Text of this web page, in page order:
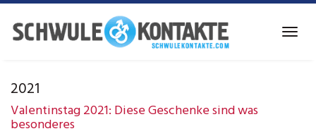
Skip
main
2021
Valentinstag 2021: Diese Geschenke sind was
besonderes